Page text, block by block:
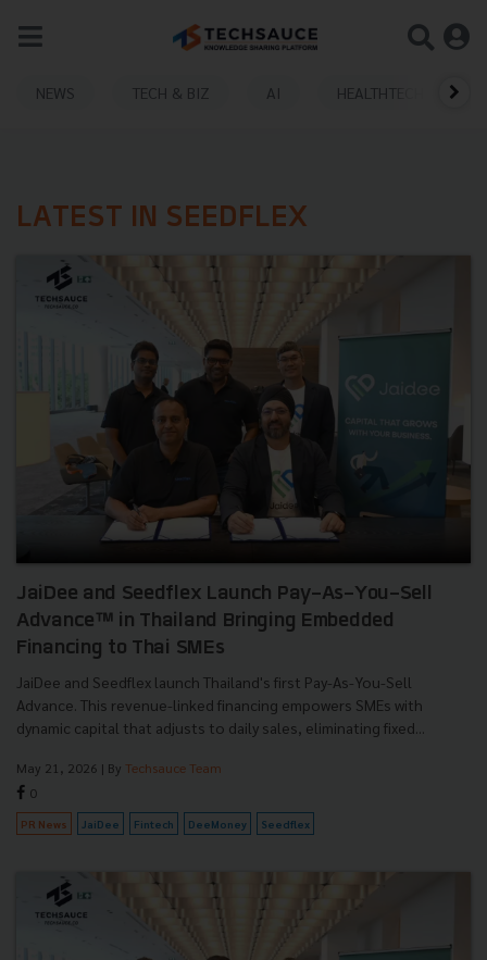
NEWS TECH & BIZ AI HEALTHTECH
LATEST IN SEEDFLEX
JaiDee and Seedflex Launch Pay-As-You-Sell
Advance™ in Thailand Bringing Embedded
Financing to Thai SMEs
JaiDee and Seedflex launch Thailand's first Pay-As-You-Sell
Advance. This revenue-linked financing empowers SMEs with
dynamic capital that adjusts to daily sales, eliminating fixed...
May 21, 2026 | By Techsauce Team
0
PR News JaiDee Fintech DeeMoney Seedflex